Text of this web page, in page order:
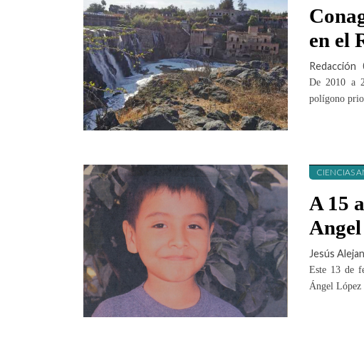
en el
Redacción
De 2010 a
polígono
CIENCIAS
A 15
Jesús
Este 13 de
Ángel López